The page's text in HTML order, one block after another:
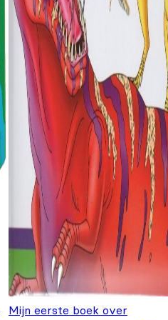
Mijn eerste boek over